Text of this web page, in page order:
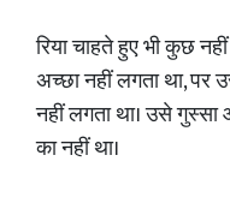
रिया चाहते हुए भी कुछ
अच्छा नहीं लगता था, पर
नहीं लगता था। उसे
का नहीं था।